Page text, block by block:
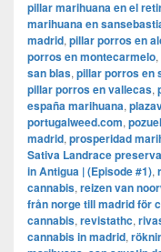
pillar marihuana en el
marihuana en
madrid, pillar porros en
porros en montecarmelo,
san blas, pillar porros en
pillar porros en vallecas,
españa marihuana,
portugalweed.com,
madrid, prosperidad
Sativa Landrace
in Antigua | (Episode #1),
cannabis, reizen van
från norge till madrid för
cannabis, revistathc,
cannabis in madrid,